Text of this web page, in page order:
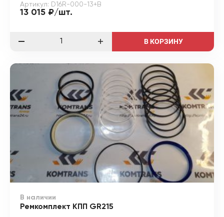
Артикул: D16R-000-13+B
13 015 ₽/шт.
В КОРЗИНУ
В наличии
Ремкомплект КПП GR215